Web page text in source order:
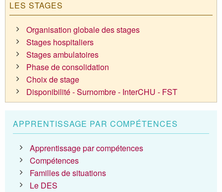
LES STAGES
Organisation globale des stages
Stages hospitaliers
Stages ambulatoires
Phase de consolidation
Choix de stage
Disponibilité - Surnombre - InterCHU - FST
APPRENTISSAGE PAR COMPÉTENCES
Apprentissage par compétences
Compétences
Familles de situations
Le DES